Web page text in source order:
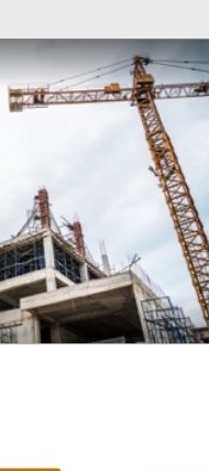
in Corso di
2 3 4